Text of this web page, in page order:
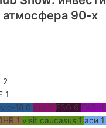
атмосфера 90-х
2
1
18 0 ctd 0 ESG 6
1 visit caucasus 1 аси 1